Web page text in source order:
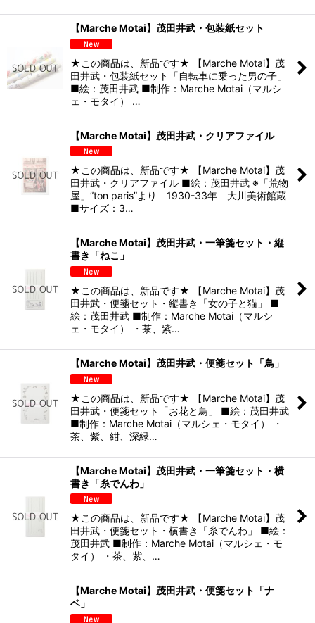
【Marche Motai】茂田井武・包装紙セット
★この商品は、新品です★ 【Marche Motai】茂
田井武・包装紙セット「自転車に乗った男の子」
■絵：茂田井武 ■制作：Marche Motai（マルシ
ェ・モタイ） …
【Marche Motai】茂田井武・クリアファイル
★この商品は、新品です★ 【Marche Motai】茂
田井武・クリアファイル ■絵：茂田井武 ※「荒物
屋」”ton paris”より 1930-33年 大川美術館蔵
■サイズ：3…
【Marche Motai】茂田井武・一筆箋セット・縦
書き「ねこ」
★この商品は、新品です★ 【Marche Motai】茂
田井武・便箋セット・縦書き「女の子と猫」 ■
絵：茂田井武 ■制作：Marche Motai（マルシ
ェ・モタイ） ・茶、紫…
【Marche Motai】茂田井武・便箋セット「鳥」
★この商品は、新品です★ 【Marche Motai】茂
田井武・便箋セット「お花と鳥」 ■絵：茂田井武
■制作：Marche Motai（マルシェ・モタイ） ・
茶、紫、紺、深緑…
【Marche Motai】茂田井武・一筆箋セット・横
書き「糸でんわ」
★この商品は、新品です★ 【Marche Motai】茂
田井武・便箋セット・横書き「糸でんわ」 ■絵：
茂田井武 ■制作：Marche Motai（マルシェ・モ
タイ） ・茶、紫、…
【Marche Motai】茂田井武・便箋セット「ナ
ベ」